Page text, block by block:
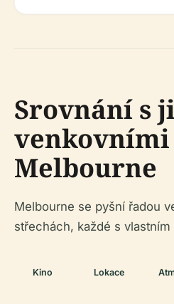
Srovnání s
Melbourne
Melbourne se pyšní řadou
střechách, každé s vlastním
Kino Lokace